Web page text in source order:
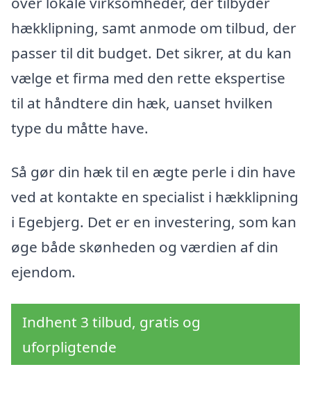
hækklipning, samt anmode om tilbud, der
passer til dit budget. Det sikrer, at du kan
vælge et firma med den rette ekspertise
til at håndtere din hæk, uanset hvilken
type du måtte have.
Så gør din hæk til en ægte perle i din have
ved at kontakte en specialist i hækklipning
i Egebjerg. Det er en investering, som kan
øge både skønheden og værdien af din
ejendom.
Indhent 3 tilbud, gratis og
uforpligtende